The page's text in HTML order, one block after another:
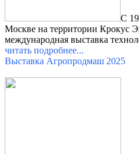
С 19
Москве на территории Крокус
международная выставка
читать подробнее...
Выставка Агропродмаш 2025